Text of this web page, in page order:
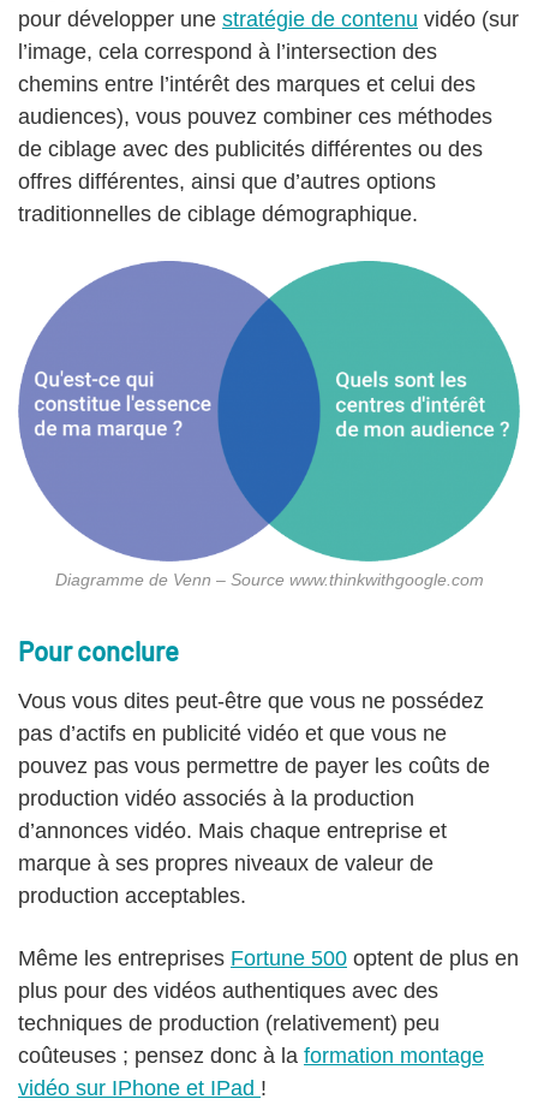
pour développer une stratégie de contenu vidéo (sur
l’image, cela correspond à l’intersection des
chemins entre l’intérêt des marques et celui des
audiences), vous pouvez combiner ces méthodes
de ciblage avec des publicités différentes ou des
offres différentes, ainsi que d’autres options
traditionnelles de ciblage démographique.
Diagramme de Venn – Source www.thinkwithgoogle.com
Pour conclure
Vous vous dites peut-être que vous ne possédez
pas d’actifs en publicité vidéo et que vous ne
pouvez pas vous permettre de payer les coûts de
production vidéo associés à la production
d’annonces vidéo. Mais chaque entreprise et
marque à ses propres niveaux de valeur de
production acceptables.
Même les entreprises Fortune 500 optent de plus en
plus pour des vidéos authentiques avec des
techniques de production (relativement) peu
coûteuses ; pensez donc à la formation montage
vidéo sur IPhone et IPad !